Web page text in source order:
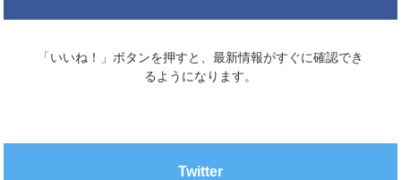
「いいね！」ボタンを押すと、最新情報がすぐに確認でき
るようになります。
Twitter